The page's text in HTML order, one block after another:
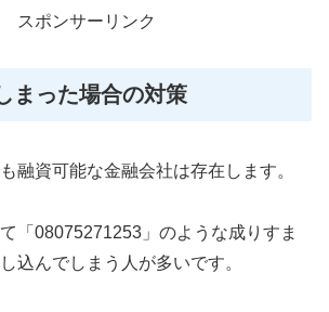
スポンサーリンク
まった場合の対策
融資可能な金融会社は存在します。
「08075271253」のような成りすま
込んでしまう人が多いです。